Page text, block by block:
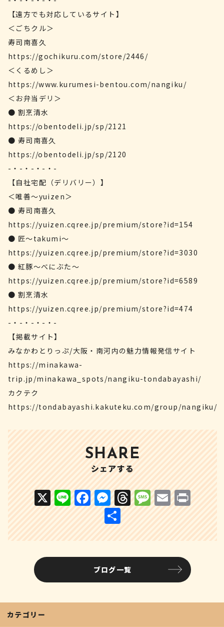
【遠方でも対応しているサイト】
＜ごちクル＞
寿司南喜久
https://gochikuru.com/store/2446/
＜くるめし＞
https://www.kurumesi-bentou.com/nangiku/
＜お弁当デリ＞
● 割烹清水
https://obentodeli.jp/sp/2121
● 寿司南喜久
https://obentodeli.jp/sp/2120
-・-・-・-・-
【自社宅配（デリバリー）】
＜唯善～yuizen＞
● 寿司南喜久
https://yuizen.cqree.jp/premium/store?id=154
● 匠〜takumi〜
https://yuizen.cqree.jp/premium/store?id=3030
● 紅豚〜べにぶた〜
https://yuizen.cqree.jp/premium/store?id=6589
● 割烹清水
https://yuizen.cqree.jp/premium/store?id=474
-・-・-・-・-
【掲載サイト】
みなかわとりっぷ/大阪・南河内の魅力情報発信サイト
https://minakawa-
trip.jp/minakawa_spots/nangiku-tondabayashi/
カクテク
https://tondabayashi.kakuteku.com/group/nangiku/
SHARE
シェアする
X Li
n
e
F
a
c
e
b
o
k
M
e
s
s
e
n
e
T
h
r
e
a
d
M
e
s
s
a
g
E
m
ai
l
P
ri
n
t
共
有
ブログ一覧
カテゴリー